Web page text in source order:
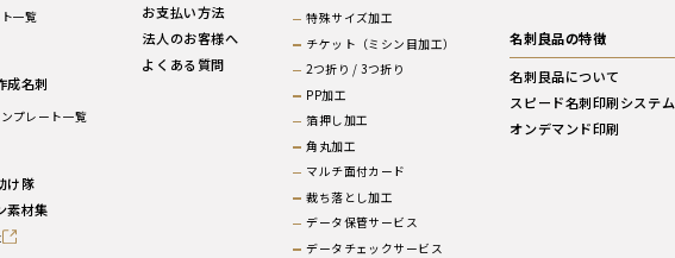
一覧
成名刺
プレート一覧
け隊
素材集
お支払い方法
法人のお客様へ
よくある質問
特殊サイズ加工
チケット（ミシン目加工）
2つ折り / 3つ折り
PP加工
箔押し加工
角丸加工
マルチ面付カード
裁ち落とし加工
データ保管サービス
データチェックサービス
名刺良品の特徴
名刺良品について
スピード名刺印刷システム
オンデマンド印刷